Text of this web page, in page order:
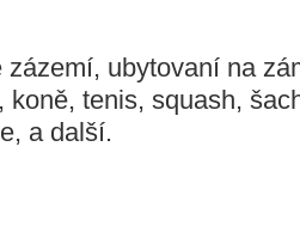
zázemí, ubytovaní na
koně, tenis, squash,
a další.